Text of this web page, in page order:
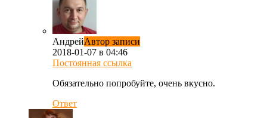
АндрейАвтор записи
2018-01-07 в 04:46
Постоянная ссылка
Обязательно попробуйте, очень вкусно.
Ответ